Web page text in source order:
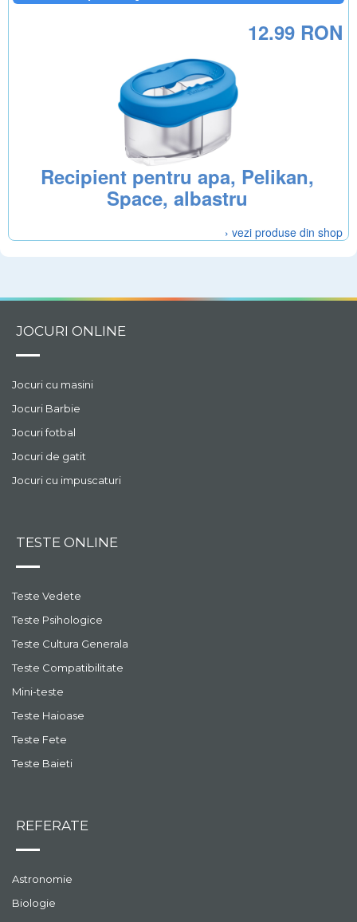
Recipient pentru apa, Pelikan,
Space, albastru
12.99 RON
› vezi produse din shop
JOCURI ONLINE
Jocuri cu masini
Jocuri Barbie
Jocuri fotbal
Jocuri de gatit
Jocuri cu impuscaturi
TESTE ONLINE
Teste Vedete
Teste Psihologice
Teste Cultura Generala
Teste Compatibilitate
Mini-teste
Teste Haioase
Teste Fete
Teste Baieti
REFERATE
Astronomie
Biologie